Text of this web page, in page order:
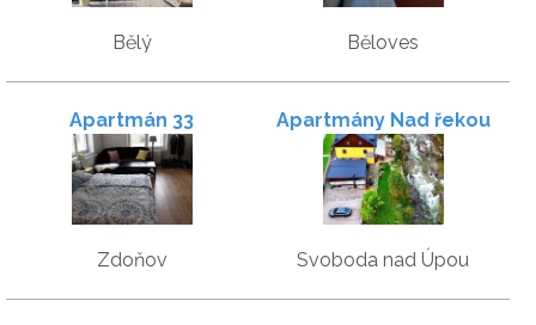
Bělý Běloves
Apartmán 33
Zdoňov
Apartmány Nad řekou
Svoboda nad Úpou